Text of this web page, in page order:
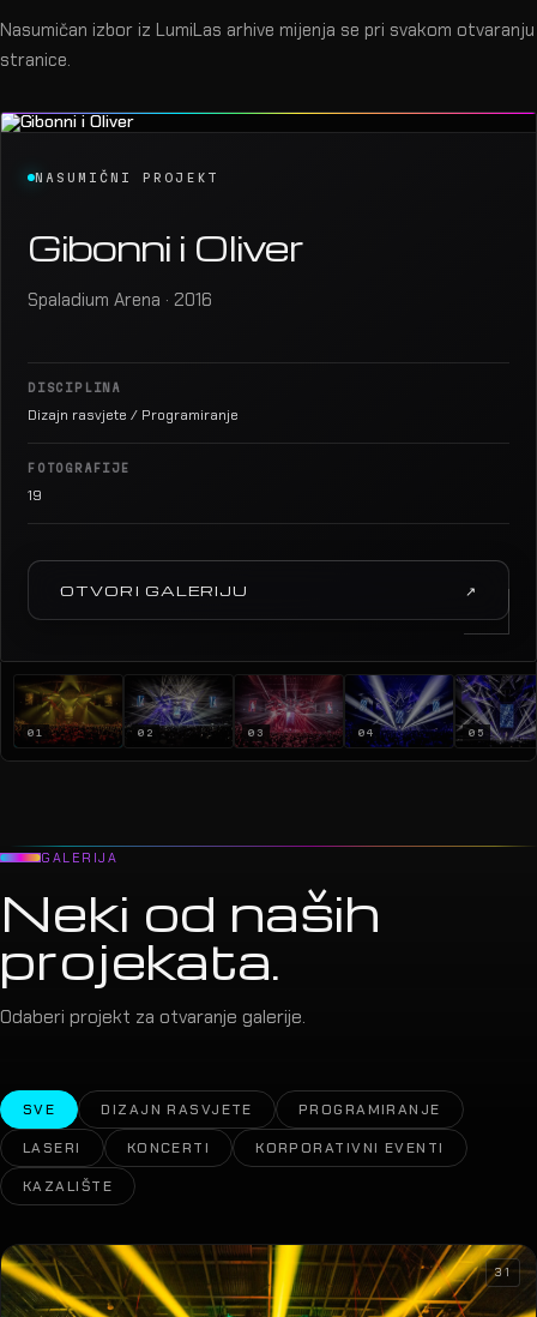
Nasumičan izbor iz LumiLas arhive mijenja se pri svakom otvaranju
stranice.
NASUMIČNI PROJEKT
Gibonni i Oliver
Spaladium Arena · 2016
DISCIPLINA
Dizajn rasvjete / Programiranje
FOTOGRAFIJE
19
OTVORI GALERIJU ↗
01 02 03 04 05
GALERIJA
Neki od naših
projekata.
Odaberi projekt za otvaranje galerije.
SVE DIZAJN RASVJETE
PROGRAMIRANJE
LASERI
KONCERTI
KORPORATIVNI EVENTI
KAZALIŠTE
31